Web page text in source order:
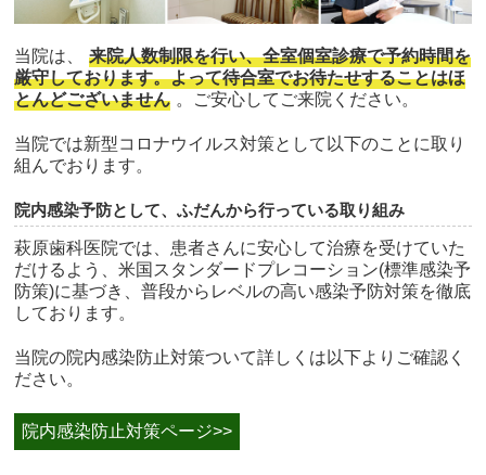
当院は、
来院人数制限を行い、全室個室診療で予約時間を
厳守しております。よって待合室でお待たせすることはほ
とんどございません 。ご安心してご来院ください。
当院では新型コロナウイルス対策として以下のことに取り
組んでおります。
院内感染予防として、ふだんから行っている取り組み
萩原歯科医院では、患者さんに安心して治療を受けていた
だけるよう、米国スタンダードプレコーション(標準感染予
防策)に基づき、普段からレベルの高い感染予防対策を徹底
しております。
当院の院内感染防止対策ついて詳しくは以下よりご確認く
ださい。
院内感染防止対策ページ>>